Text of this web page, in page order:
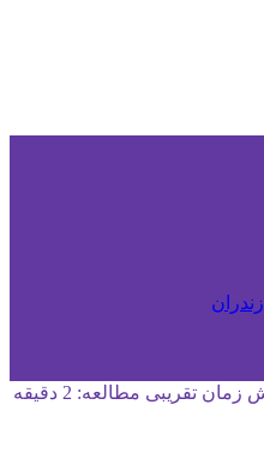
زمان تقریبی مطالعه: 2 دقیقه